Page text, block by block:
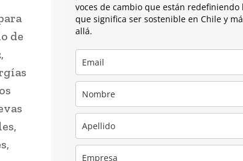
de
voces de cambio que están redefiniendo
que significa ser sostenible en Chile y
allá.